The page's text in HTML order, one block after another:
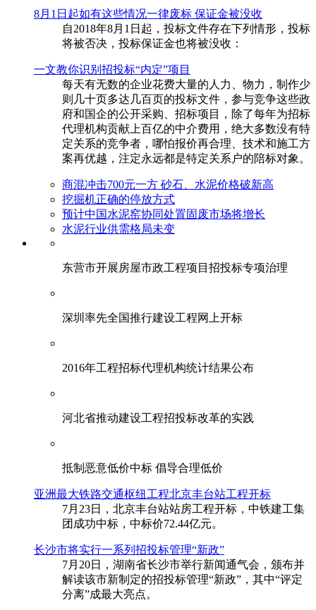
8月1日起如有这些情况一律废标 保证金被没收
自2018年8月1日起，投标文件存在下列情形，投标
将被否决，投标保证金也将被没收：
一文教你识别招投标“内定”项目
每天有无数的企业花费大量的人力、物力，制作少
则几十页多达几百页的投标文件，参与竞争这些政
府和国企的公开采购、招标项目，除了每年为招标
代理机构贡献上百亿的中介费用，绝大多数没有特
定关系的竞争者，哪怕报价再合理、技术和施工方
案再优越，注定永远都是特定关系户的陪标对象。
商混冲击700元一方 砂石、水泥价格破新高
挖掘机正确的停放方式
预计中国水泥窑协同处置固废市场将增长
水泥行业供需格局未变
东营市开展房屋市政工程项目招投标专项治理
深圳率先全国推行建设工程网上开标
2016年工程招标代理机构统计结果公布
河北省推动建设工程招投标改革的实践
抵制恶意低价中标 倡导合理低价
亚洲最大铁路交通枢纽工程北京丰台站工程开标
7月23日，北京丰台站站房工程开标，中铁建工集
团成功中标，中标价72.44亿元。
长沙市将实行一系列招投标管理“新政”
7月20日，湖南省长沙市举行新闻通气会，颁布并
解读该市新制定的招投标管理“新政”，其中“评定
分离”成最大亮点。